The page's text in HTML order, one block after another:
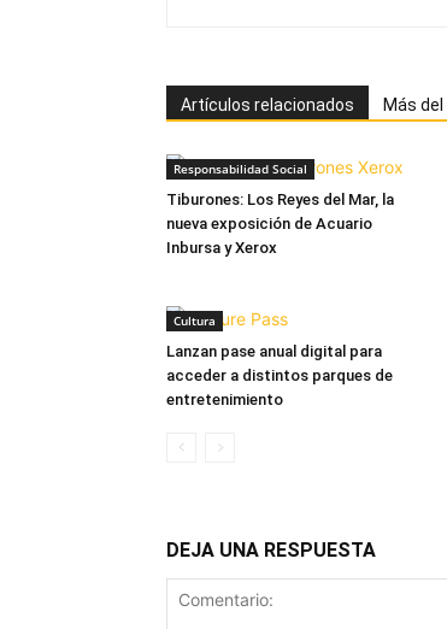
Artículos relacionados Más
Responsabilidad Social
Tiburones: Los Reyes del Mar, la
nueva exposición de Acuario
Inbursa y Xerox
Cultura
Lanzan pase anual digital para
acceder a distintos parques de
entretenimiento
DEJA UNA RESPUESTA